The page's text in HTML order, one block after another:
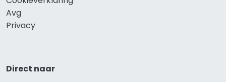
Avg
Privacy
Direct naar